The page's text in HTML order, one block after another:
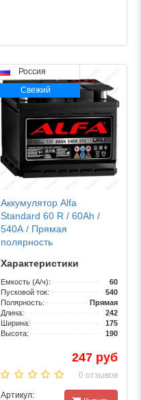
Россия
Свежий
Аккумулятор Alfa
Standard 60 R / 60Ah /
540А / Прямая
полярность
Характеристики
Емкость (А/ч):
60
Пусковой ток:
540
Полярность:
Прямая
Длина:
242
Ширина:
175
Высота:
190
247 руб
0 отзывов
Артикул: